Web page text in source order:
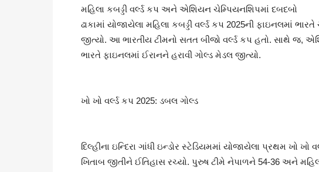
મહિલા કબડ્ડી વર્લ્ડ કપ અને એશિયન ચેમ્પિયનશિપમાં દબદબો
ઢાકામાં યોજાયેલા મહિલા કબડ્ડી વર્લ્ડ કપ 2025ની ફાઇનલમાં
જીત્યો. આ ભારતીય ટીમનો સતત બીજો વર્લ્ડ કપ હતો. સાથે જ,
ભારતે ફાઇનલમાં ઈરાનને હરાવી ગોલ્ડ મેડલ જીત્યો.
ખો ખો વર્લ્ડ કપ 2025: ડબલ ગોલ્ડ
દિલ્હીના ઇન્દિરા ગાંધી ઇન્ડોર સ્ટેડિયમમાં યોજાયેલા પ્રથમ ખો
ખિતાબ જીતીને ઈતિહાસ રચ્યો. પુરુષ ટીમે નેપાળને 54-36 અને